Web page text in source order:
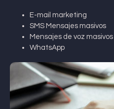
E-mail marketing
SMS Mensajes masivos
Mensajes de voz masivos
WhatsApp